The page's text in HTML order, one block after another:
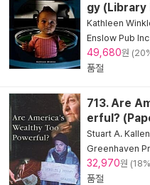
gy (Library
Kathleen
Enslow Pub Inc
49,680원
품절
713. Are
erful?
Stuart A. Kallen
Greenhaven Pr
32,970원
품절